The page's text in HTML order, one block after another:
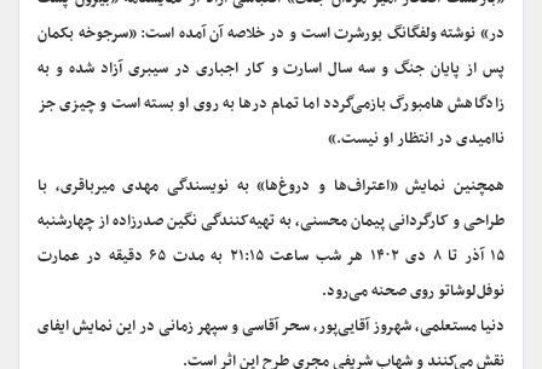
در» نوشته ولفگانگ بورشرت است و در خلاصه آن آمده است: «سرجوخه بکمان
پس از پایان جنگ و سه سال اسارت و کار اجباری در سیبری آزاد شده و به
زادگاهش هامبورگ بازمی‌گردد اما تمام درها به روی او بسته است و چیزی جز
ناامیدی در انتظار او نیست.»
همچنین نمایش «اعتراف‌ها و دروغ‌ها» به نویسندگی مهدی میرباقری، با
طراحی و کارگردانی پیمان محسنی، به تهیه‌کنندگی نگین صدرزاده از چهارشنبه
۱۵ آذر تا ۸ دی ۱۴۰۲ هر شب ساعت ۲۱:۱۵ به مدت ۶۵ دقیقه در عمارت
نوفل‌لوشاتو روی صحنه می‌رود.
دنیا مستعلمی، شهروز آقایی‌پور، سحر آقاسی و سپهر زمانی در این نمایش ایفای
نقش می‌کنند و شهاب شریفی مجری طرح این اثر است.